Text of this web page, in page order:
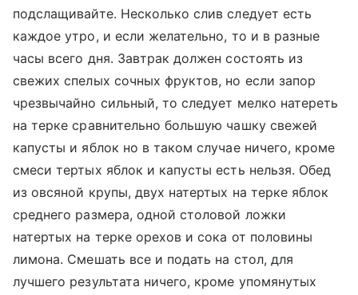
подслащивайте. Несколько слив следует есть
каждое утро, и если желательно, то и в разные
часы всего дня. Завтрак должен состоять из
свежих спелых сочных фруктов, но если запор
чрезвычайно сильный, то следует мелко натереть
на терке сравнительно большую чашку свежей
капусты и яблок но в таком случае ничего, кроме
смеси тертых яблок и капусты есть нельзя. Обед
из овсяной крупы, двух натертых на терке яблок
среднего размера, одной столовой ложки
натертых на терке орехов и сока от половины
лимона. Смешать все и подать на стол, для
лучшего результата ничего, кроме упомянутых